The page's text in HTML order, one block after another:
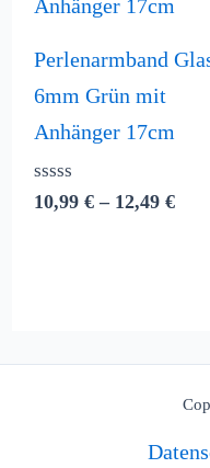
Perlenarmband
6mm Grün mit
Anhänger 17cm
Bewertet
mit
10,99 € – 12,49 €